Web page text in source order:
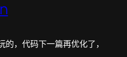
，代码下一篇再优化了，